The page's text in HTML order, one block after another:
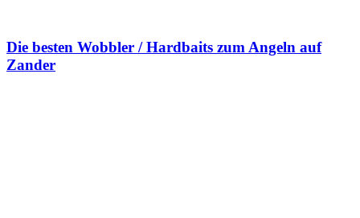
Die besten Wobbler / Hardbaits zum Angeln auf
Zander